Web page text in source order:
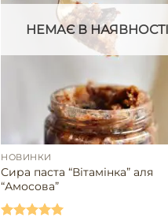
НЕМАЄ В НАЯВНОСТІ
НОВИНКИ
Сира паста “Вітамінка” аля
“Амосова”